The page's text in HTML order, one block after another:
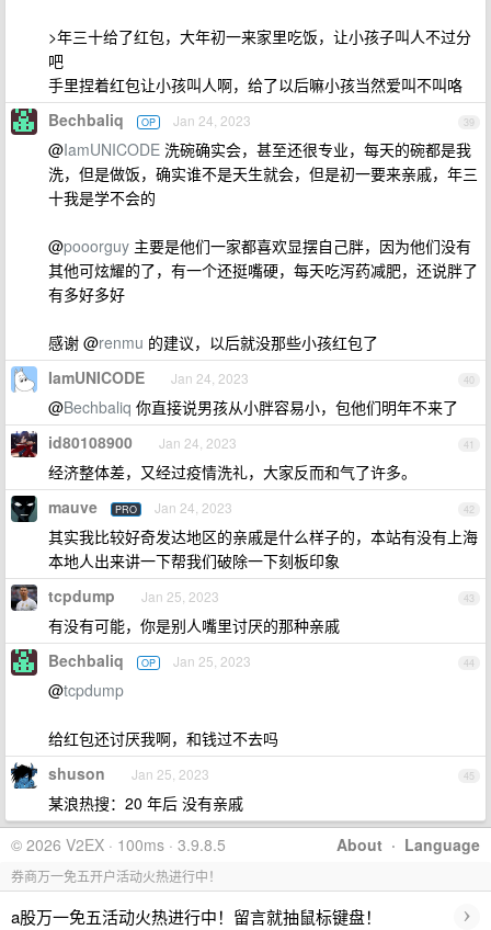
>年三十给了红包，大年初一来家里吃饭，让小孩子叫人不过分
吧
手里捏着红包让小孩叫人啊，给了以后嘛小孩当然爱叫不叫咯
39
Bechbaliq OP Jan 24, 2023
@IamUNICODE 洗碗确实会，甚至还很专业，每天的碗都是我
洗，但是做饭，确实谁不是天生就会，但是初一要来亲戚，年三
十我是学不会的
@pooorguy 主要是他们一家都喜欢显摆自己胖，因为他们没有
其他可炫耀的了，有一个还挺嘴硬，每天吃泻药减肥，还说胖了
有多好多好
感谢 @renmu 的建议，以后就没那些小孩红包了
40
IamUNICODE Jan 24, 2023
@Bechbaliq 你直接说男孩从小胖容易小，包他们明年不来了
41
id80108900 Jan 24, 2023
经济整体差，又经过疫情洗礼，大家反而和气了许多。
42
mauve PRO Jan 24, 2023
其实我比较好奇发达地区的亲戚是什么样子的，本站有没有上海
本地人出来讲一下帮我们破除一下刻板印象
43
tcpdump Jan 25, 2023
有没有可能，你是别人嘴里讨厌的那种亲戚
44
Bechbaliq OP Jan 25, 2023
@tcpdump
给红包还讨厌我啊，和钱过不去吗
45
shuson Jan 25, 2023
某浪热搜：20 年后 没有亲戚
About · Language
© 2026 V2EX · 100ms · 3.9.8.5
券商万一免五开户活动火热进行中！
a股万一免五活动火热进行中！留言就抽鼠标键盘！ ›